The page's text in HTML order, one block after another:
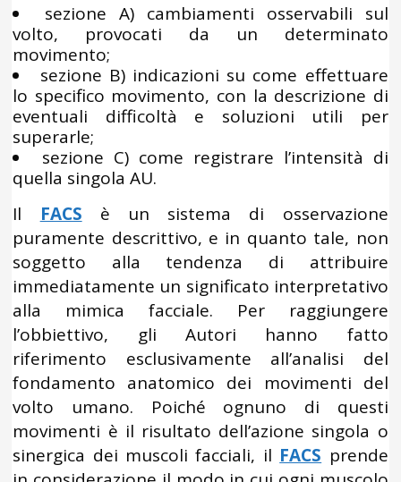
sezione A) cambiamenti osservabili sul
volto, provocati da un determinato
movimento;
sezione B) indicazioni su come effettuare
lo specifico movimento, con la descrizione di
eventuali difficoltà e soluzioni utili per
superarle;
sezione C) come registrare l’intensità di
quella singola AU.
Il FACS è un sistema di osservazione
puramente descrittivo, e in quanto tale, non
soggetto alla tendenza di attribuire
immediatamente un significato interpretativo
alla mimica facciale. Per raggiungere
l’obbiettivo, gli Autori hanno fatto
riferimento esclusivamente all’analisi del
fondamento anatomico dei movimenti del
volto umano. Poiché ognuno di questi
movimenti è il risultato dell’azione singola o
sinergica dei muscoli facciali, il FACS prende